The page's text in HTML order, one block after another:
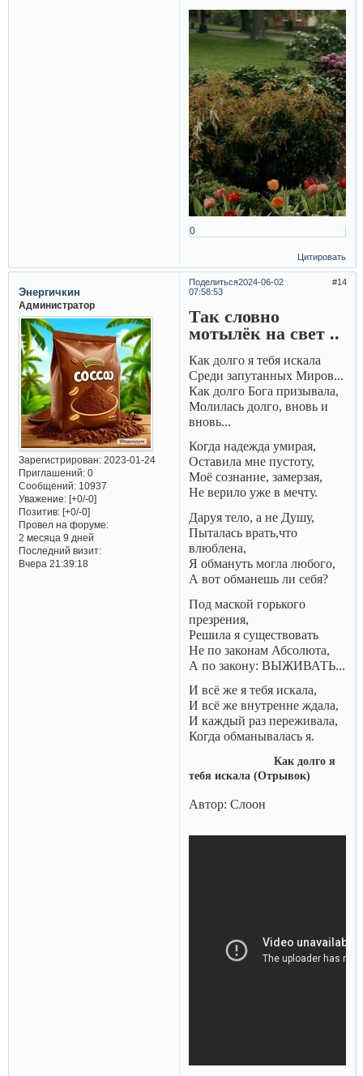
0
Цитировать
Поделиться 14
2024-06-02
07:58:53
Энергичкин
Администратор
Зарегистрирован: 2023-01-24
Приглашений:0
Сообщений:10937
Уважение: [+0/-0]
Позитив: [+0/-0]
Провел на форуме:
2 месяца 9 дней
Последний визит:
Вчера 21:39:18
Так словно
мотылёк на свет ..
Как долго я тебя искала
Среди запутанных Миров...
Как долго Бога призывала,
Молилась долго, вновь и
вновь...
Когда надежда умирая,
Оставила мне пустоту,
Моё сознание, замерзая,
Не верило уже в мечту.
Даруя тело, а не Душу,
Пыталась врать,что
влюблена,
Я обмануть могла любого,
А вот обманешь ли себя?
Под маской горького
презрения,
Решила я существовать
Не по законам Абсолюта,
А по закону: ВЫЖИВАТЬ...
И всё же я тебя искала,
И всё же внутренне ждала,
И каждый раз переживала,
Когда обманывалась я.
Как долго я
тебя искала (Отрывок)
Автор: Слоон